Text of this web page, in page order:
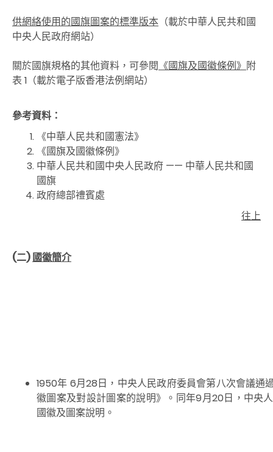
供網絡使用的國旗圖案的標準版本 （載於中華人民共和國
中央人民政府網站）
關於國旗規格的其他資料，可參閱 《國旗及國徽條例》 附
表 1（載於電子版香港法例網站）
參考資料：
《中華人民共和國憲法》
《國旗及國徽條例》
中華人民共和國中央人民政府 —— 中華人民共和國
國旗
政府總部禮賓處
往上
(二)國徽簡介
1950年 6月28日，中央人民政府委員會第八次會議
徽圖案及對設計圖案的說明》。同年9月20日，中央
國徽及圖案說明。